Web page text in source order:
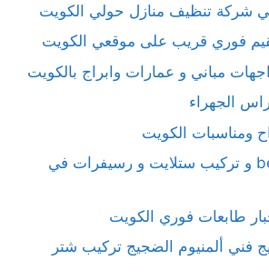
شركة تنظيف منازل حولي الكويت
فوري قريب على موقعي الكويت
مباني و عمارات وابراج بالكويت
الجهراء
ومناسبات الكويت
توصيل رسيفر bein و تركيب ستلايت و رسيفرات في
طابعات فوري الكويت
فني ألمنيوم الضجيج تركيب شتر